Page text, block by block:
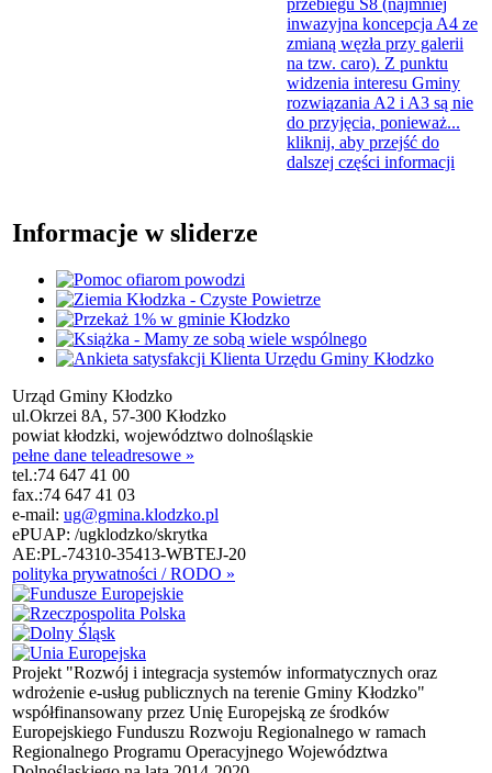
inwazyjna koncepcja A4 ze
zmianą węzła przy galerii
na tzw. caro). Z punktu
widzenia interesu Gminy
rozwiązania A2 i A3 są nie
do przyjęcia, ponieważ...
kliknij, aby przejść do
dalszej części informacji
Informacje w sliderze
Urząd Gminy Kłodzko
ul.Okrzei 8A, 57-300 Kłodzko
powiat kłodzki, województwo dolnośląskie
pełne dane teleadresowe »
tel.:74 647 41 00
fax.:74 647 41 03
e-mail: ug@gmina.klodzko.pl
ePUAP: /ugklodzko/skrytka
AE:PL-74310-35413-WBTEJ-20
polityka prywatności / RODO »
Projekt "Rozwój i integracja systemów informatycznych oraz
wdrożenie e-usług publicznych na terenie Gminy Kłodzko"
współfinansowany przez Unię Europejską ze środków
Europejskiego Funduszu Rozwoju Regionalnego w ramach
Regionalnego Programu Operacyjnego Województwa